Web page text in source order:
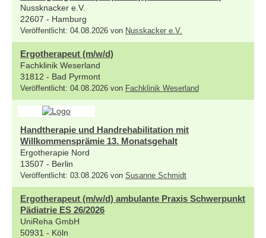
Nussknacker e.V.
22607 - Hamburg
Veröffentlicht: 04.08.2026 von Nusskacker e.V.
Ergotherapeut (m/w/d)
Fachklinik Weserland
31812 - Bad Pyrmont
Veröffentlicht: 04.08.2026 von Fachklinik Weserland
Handtherapie und Handrehabilitation mit
Willkommensprämie 13. Monatsgehalt
Ergotherapie Nord
13507 - Berlin
Veröffentlicht: 03.08.2026 von Susanne Schmidt
Ergotherapeut (m/w/d) ambulante Praxis Schwerpunkt
Pädiatrie ES 26/2026
UniReha GmbH
50931 - Köln